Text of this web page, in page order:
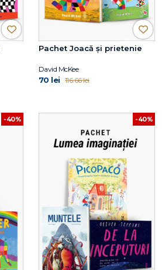
Pachet Joacă și prietenie
David McKee
70 lei 116.66 lei
-40% -40%